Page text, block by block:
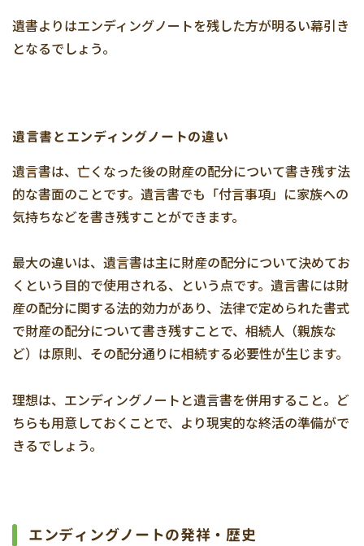
遺書よりはエンディングノートを残した方が明るい幕引き
となるでしょう。
遺言書とエンディングノートの違い
遺言書は、亡くなった後の財産の配分について書き残す法
的な書面のことです。遺言書でも「付言事項」に家族への
気持ちなどを書き残すことができます。
最大の違いは、遺言書は主に財産の配分について決めてお
くという目的で使用される、という点です。遺言書には財
産の配分に関する法的効力があり、法律で定められた書式
で財産の配分について書き残すことで、相続人（親族な
ど）は原則、その配分通りに相続する必要性が生じます。
理想は、エンディングノートと遺言書を併用すること。ど
ちらも用意しておくことで、より現実的な終活の準備がで
きるでしょう。
エンディングノートの発祥・歴史